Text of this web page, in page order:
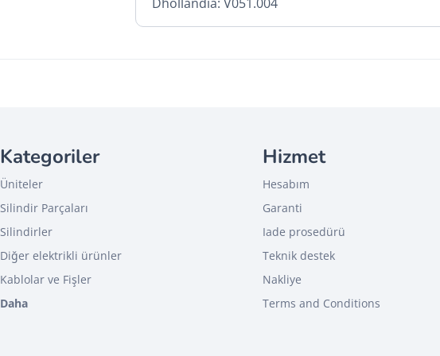
Kategoriler
Üniteler
Silindir Parçaları
Silindirler
Diğer elektrikli ürünler
Kablolar ve Fişler
Daha
Hizmet
Hesabım
Garanti
Iade prosedürü
Teknik destek
Nakliye
Terms and Conditions